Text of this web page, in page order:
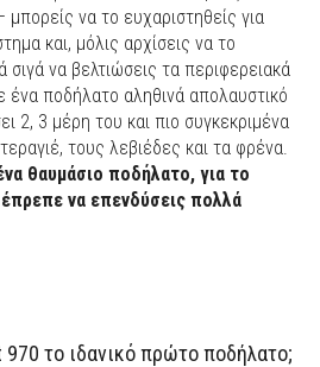
μπορείς να το ευχαριστηθείς για
και, μόλις αρχίσεις να το
σιγά να βελτιώσεις τα περιφερειακά
ένα ποδήλατο αληθινά απολαυστικό
2, 3 μέρη του και πιο συγκεκριμένα
τους λεβιέδες και τα φρένα.
θαυμάσιο ποδήλατο, για το
να επενδύσεις πολλά
το ιδανικό πρώτο ποδήλατο;